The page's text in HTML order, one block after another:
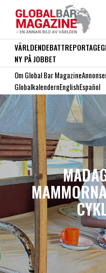
VÄRLDENDEBATTREPORTAGE
NY PÅ JOBBET
Om Global Bar Magazine
GlobalkalendernEnglishEspañol